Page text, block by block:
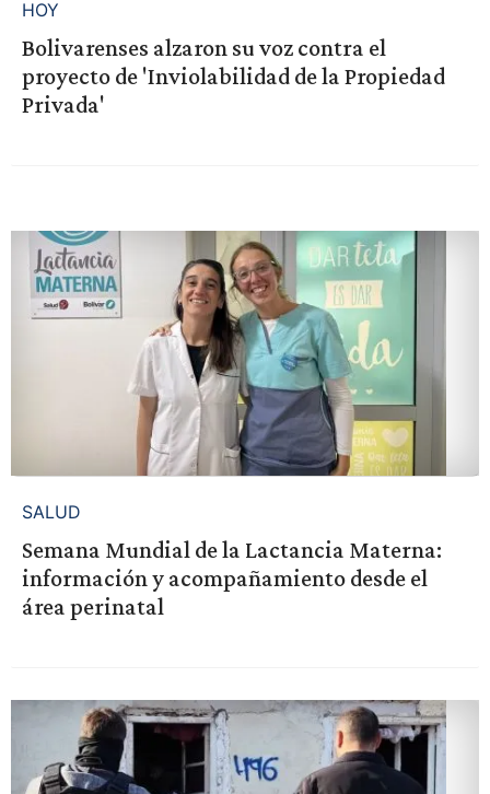
HOY
Bolivarenses alzaron su voz contra el
proyecto de 'Inviolabilidad de la Propiedad
Privada'
SALUD
Semana Mundial de la Lactancia Materna:
información y acompañamiento desde el
área perinatal